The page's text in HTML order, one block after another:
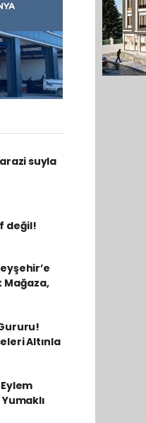
suyla
değil!
Mağaza,
Altınla